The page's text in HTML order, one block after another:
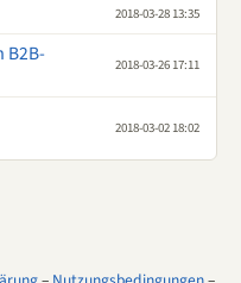
2018-03-28 13:35
B2B-
2018-03-26 17:11
2018-03-02 18:02